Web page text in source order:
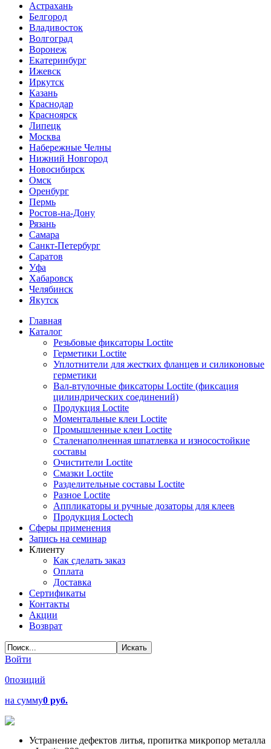
Астрахань
Белгород
Владивосток
Волгоград
Воронеж
Екатеринбург
Ижевск
Иркутск
Казань
Краснодар
Красноярск
Липецк
Москва
Набережные Челны
Нижний Новгород
Новосибирск
Омск
Оренбург
Пермь
Ростов-на-Дону
Рязань
Самара
Санкт-Петербург
Саратов
Уфа
Хабаровск
Челябинск
Якутск
Главная
Каталог
Резьбовые фиксаторы Loctite
Герметики Loctite
Уплотнители для жестких фланцев и силиконовые
герметики
Вал-втулочные фиксаторы Loctite (фиксация
цилиндрических соединений)
Продукция Loctite
Моментальные клеи Loctite
Промышленные клеи Loctite
Сталенаполненная шпатлевка и износостойкие
составы
Очистители Loctite
Смазки Loctite
Разделительные составы Loctite
Разное Loctite
Аппликаторы и ручные дозаторы для клеев
Продукция Loctech
Сферы применения
Запись на семинар
Клиенту
Как сделать заказ
Оплата
Доставка
Сертификаты
Контакты
Акции
Возврат
Войти
0позиций
на сумму0 руб.
Устранение дефектов литья, пропитка микропор металла